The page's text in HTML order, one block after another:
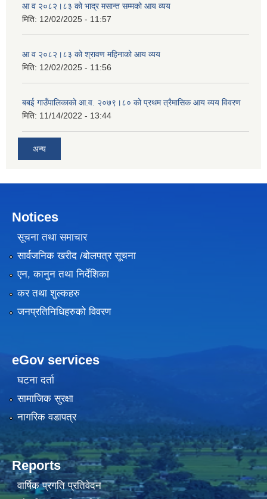
आ व २०८२।८३ को भाद्र मसान्त सम्मको आय व्यय
मिति: 12/02/2025 - 11:57
आ व २०८२।८३ को श्रावण महिनाको आय व्यय
मिति: 12/02/2025 - 11:56
बबई गाउँपालिकाको आ.व. २०७९।८० को प्रथम त्रैमासिक आय व्यय विवरण
मिति: 11/14/2022 - 13:44
अन्य
Notices
सूचना तथा समाचार
सार्वजनिक खरीद /बोलपत्र सूचना
एन, कानुन तथा निर्देशिका
कर तथा शुल्कहरु
जनप्रतिनिधिहरुको विवरण
eGov services
घटना दर्ता
सामाजिक सुरक्षा
नागरिक वडापत्र
Reports
वार्षिक प्रगति प्रतिवेदन